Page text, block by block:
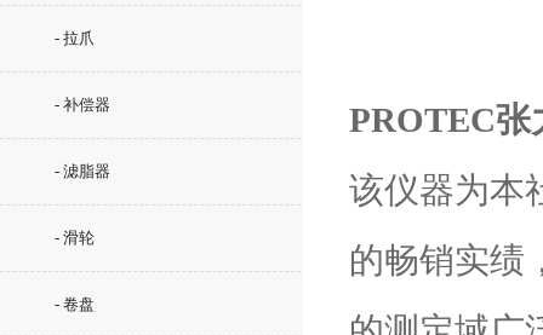
- 拉爪
- 补偿器
- 滤脂器
- 滑轮
- 卷盘
PROTEC张
该仪器为本
的畅销实绩